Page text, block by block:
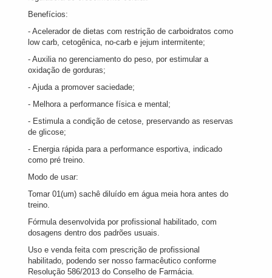
Benefícios:
- Acelerador de dietas com restrição de carboidratos como
low carb, cetogênica, no-carb e jejum intermitente;
- Auxilia no gerenciamento do peso, por estimular a
oxidação de gorduras;
- Ajuda a promover saciedade;
- Melhora a performance física e mental;
- Estimula a condição de cetose, preservando as reservas
de glicose;
- Energia rápida para a performance esportiva, indicado
como pré treino.
Modo de usar:
Tomar 01(um) sachê diluído em água meia hora antes do
treino.
Fórmula desenvolvida por profissional habilitado, com
dosagens dentro dos padrões usuais.
Uso e venda feita com prescrição de profissional
habilitado, podendo ser nosso farmacêutico conforme
Resolução 586/2013 do Conselho de Farmácia.